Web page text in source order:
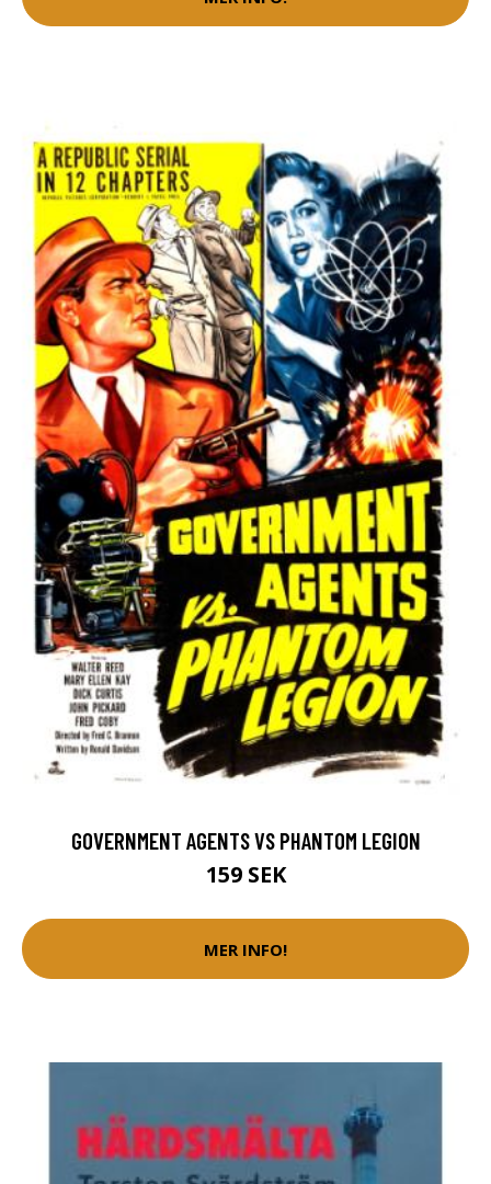
GOVERNMENT AGENTS VS PHANTOM LEGION
159 SEK
MER INFO!